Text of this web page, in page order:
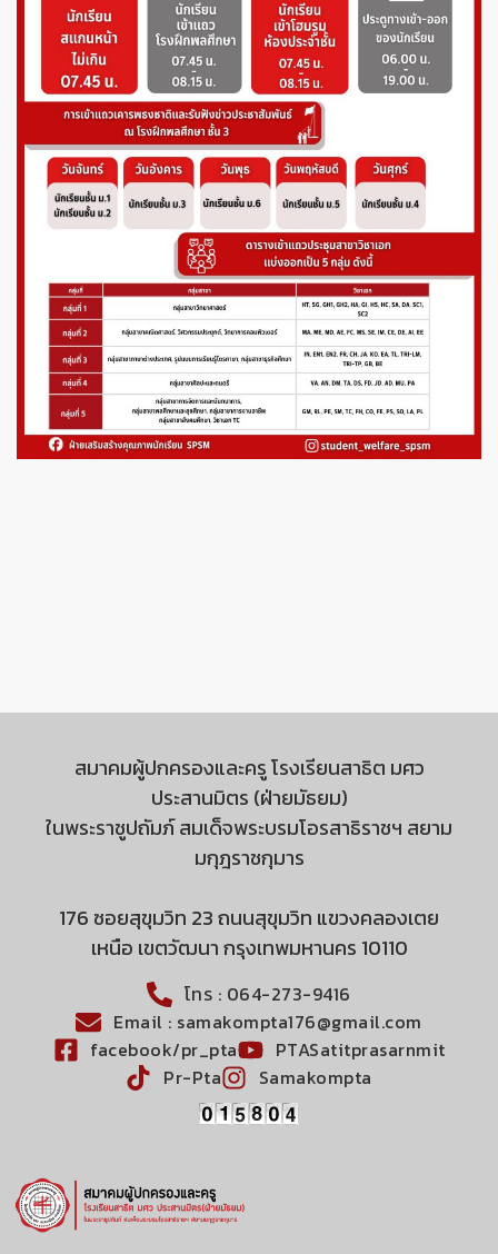
สมาคมผู้ปกครองและครู โรงเรียนสาธิต มศว
ประสานมิตร (ฝ่ายมัธยม)
ในพระราชูปถัมภ์ สมเด็จพระบรมโอรสาธิราชฯ สยาม
มกุฎราชกุมาร
176 ซอยสุขุมวิท 23 ถนนสุขุมวิท แขวงคลองเตย
เหนือ เขตวัฒนา กรุงเทพมหานคร 10110
โทร : 064-273-9416
Email : samakompta176@gmail.com
facebook/pr_pta
PTASatitprasarnmit
Pr-Pta
Samakompta